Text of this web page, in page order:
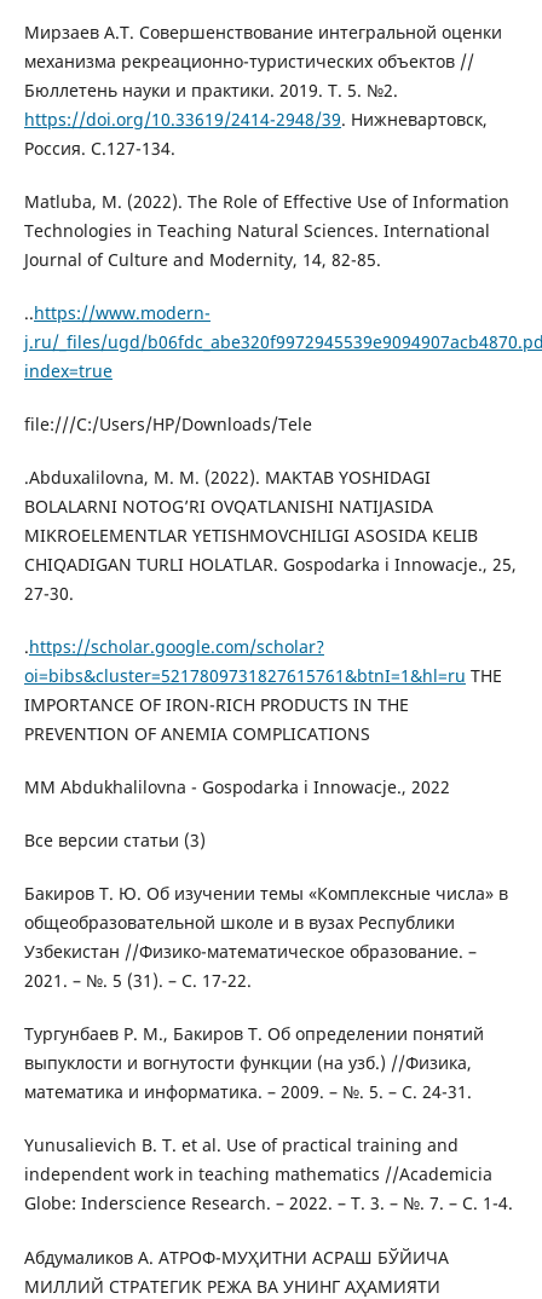
Мирзаев А.Т. Совершенствование интегральной оценки
механизма рекреационно-туристических объектов //
Бюллетень науки и практики. 2019. Т. 5. №2.
https://doi.org/10.33619/2414-2948/39. Нижневартовск,
Россия. С.127-134.
Matluba, M. (2022). The Role of Effective Use of Information
Technologies in Teaching Natural Sciences. International
Journal of Culture and Modernity, 14, 82-85.
..https://www.modern-
j.ru/_files/ugd/
index=true
file:///C:/Users/HP/Downloads/Tele
.Abduxalilovna, M. M. (2022). MAKTAB YOSHIDAGI
BOLALARNI NOTOG’RI OVQATLANISHI NATIJASIDA
MIKROELEMENTLAR YETISHMOVCHILIGI ASOSIDA KELIB
CHIQADIGAN TURLI HOLATLAR. Gospodarka i Innowacje., 25,
27-30.
.https://scholar.google.com/scholar?
oi=bibs&cluster=5217809731827615761&btnI=1&hl=ru THE
IMPORTANCE OF IRON-RICH PRODUCTS IN THE
PREVENTION OF ANEMIA COMPLICATIONS
MM Abdukhalilovna - Gospodarka i Innowacje., 2022
Все версии статьи (3)
Бакиров Т. Ю. Об изучении темы «Комплексные числа» в
общеобразовательной школе и в вузах Республики
Узбекистан //Физико-математическое образование. –
2021. – №. 5 (31). – С. 17-22.
Тургунбаев Р. М., Бакиров Т. Об определении понятий
выпуклости и вогнутости функции (на узб.) //Физика,
математика и информатика. – 2009. – №. 5. – С. 24-31.
Yunusalievich B. T. et al. Use of practical training and
independent work in teaching mathematics //Academicia
Globe: Inderscience Research. – 2022. – Т. 3. – №. 7. – С. 1-4.
Абдумаликов А. АТРОФ-МУҲИТНИ АСРАШ БЎЙИЧА
МИЛЛИЙ СТРАТЕГИК РЕЖА ВА УНИНГ АҲАМИЯТИ